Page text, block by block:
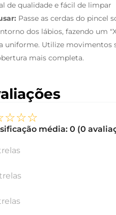
de qualidade e fácil de limpar
Passe as cerdas do pincel
dos lábios, fazendo um
uniforme. Utilize movimentos
mais completa.
☆☆☆
média: 0 (0